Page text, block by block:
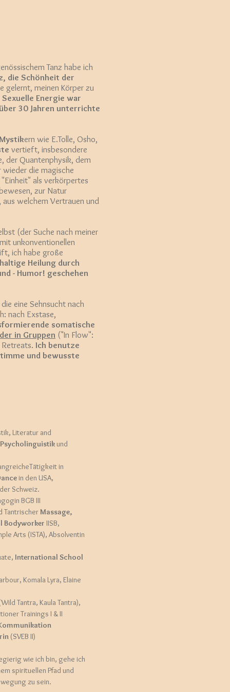
Tanz habe ich
die Schönheit der
gelernt, meinen Körper zu
Sexuelle Energie war
30 Jahren unterrichte
ern wie E.Tolle, Osho,
vertieft, insbesondere
der Quantenphysik, dem
die magische
als verkörpertes
zur Natur
, aus welchem Vertrauen und
(der Suche nach meiner
unkonventionellen
ich habe große
Heilung durch
- Humor! geschehen
eine Sehnsucht nach
nach Exstase,
somatische
in Gruppen ("In Flow":
Ich benutze
und bewusste
Literatur and
Psycholinguistikund
in
in den USA,
Schweiz.
BGB III
Tantrischer Massage,
Bodyworker IISB,
Arts (ISTA), Absolventin
International School
Komala Lyra, Elaine
Tantra, Kaula Tantra),
Trainings I & II
(SVEB II)
wie ich bin, gehe ich
spirituellen Pfad und
zu sein.